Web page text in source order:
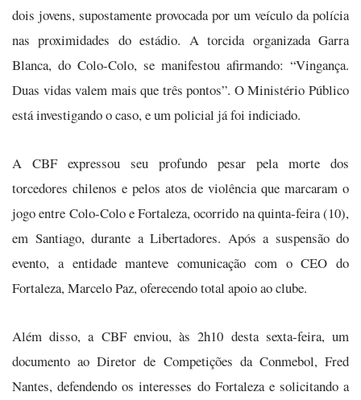
dois jovens, supostamente provocada por um veículo da polícia
nas proximidades do estádio. A torcida organizada Garra
Blanca, do Colo-Colo, se manifestou afirmando: “Vingança.
Duas vidas valem mais que três pontos”. O Ministério Público
está investigando o caso, e um policial já foi indiciado.
A CBF expressou seu profundo pesar pela morte dos
torcedores chilenos e pelos atos de violência que marcaram o
jogo entre Colo-Colo e Fortaleza, ocorrido na quinta-feira (10),
em Santiago, durante a Libertadores. Após a suspensão do
evento, a entidade manteve comunicação com o CEO do
Fortaleza, Marcelo Paz, oferecendo total apoio ao clube.
Além disso, a CBF enviou, às 2h10 desta sexta-feira, um
documento ao Diretor de Competições da Conmebol, Fred
Nantes, defendendo os interesses do Fortaleza e solicitando a